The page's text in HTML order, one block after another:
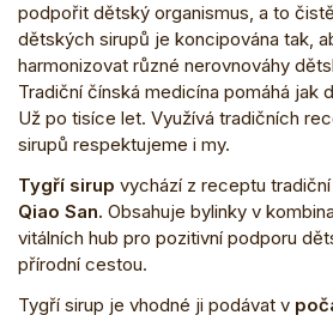
podpořit dětský organismus, a to
dětských sirupů je koncipována tak,
harmonizovat různé nerovnováhy
Tradiční čínská medicína pomáhá jak
Už po tisíce let. Využívá tradičních
sirupů respektujeme i my.
Tygří sirup vychází z receptu
Qiao San. Obsahuje bylinky v
vitálních hub pro pozitivní podporu
přírodní cestou.
Tygří sirup je vhodné ji podávat v